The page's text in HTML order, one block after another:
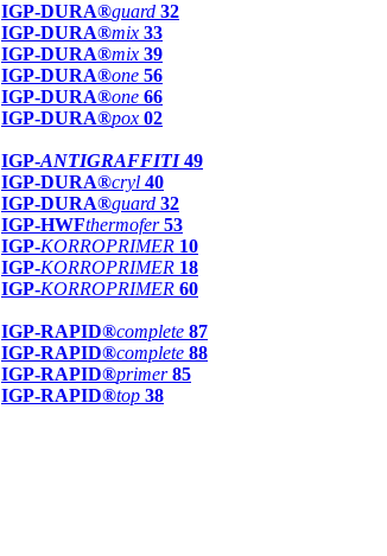
IGP-DURA®guard 32
IGP-DURA®mix 33
IGP-DURA®mix 39
IGP-DURA®one 56
IGP-DURA®one 66
IGP-DURA®pox 02
IGP-ANTIGRAFFITI49
IGP-DURA®cryl 40
IGP-DURA®guard 32
IGP-HWFthermofer 53
IGP-KORROPRIMER 10
IGP-KORROPRIMER 18
IGP-KORROPRIMER 60
IGP-RAPID®complete 87
IGP-RAPID®complete 88
IGP-RAPID®primer 85
IGP-RAPID®top 38